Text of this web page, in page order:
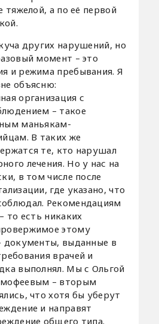
тяжелой, а по её первой
других нарушений, но
момент – это
и режима пребывания. Я
объясню:
организация с
– такое
маньякам-
В таких же
те, кто нарушал
лечения. Но у нас на
в том числе после
где указано, что
Рекомендациям
то есть никаких
этому
документы, выданные в
врачей и
выполнял. Мы с Ольгой
– вторым
что хотя бы уберут
и направят
общего типа.